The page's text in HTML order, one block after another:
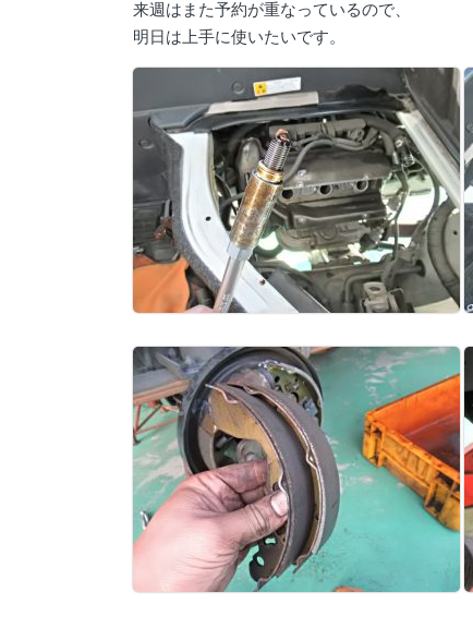
来週はまた予約が重なっているので、
明日は上手に使いたいです。